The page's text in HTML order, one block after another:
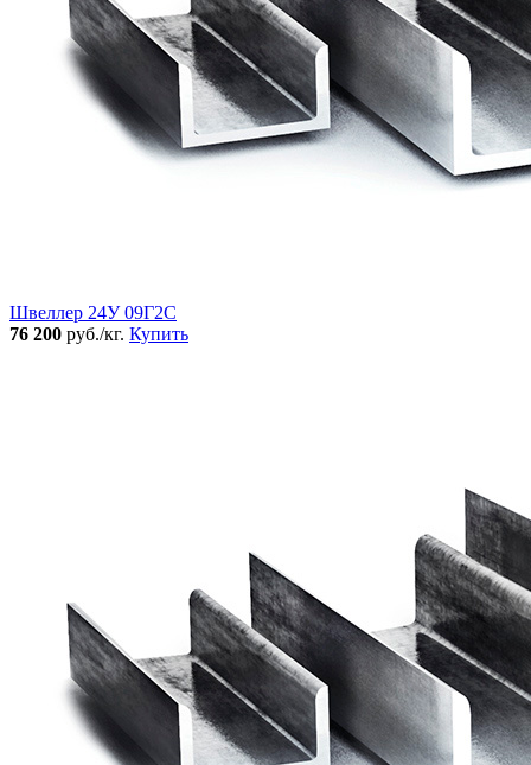
Швеллер 24У 09Г2С
76 200 руб./кг. Купить